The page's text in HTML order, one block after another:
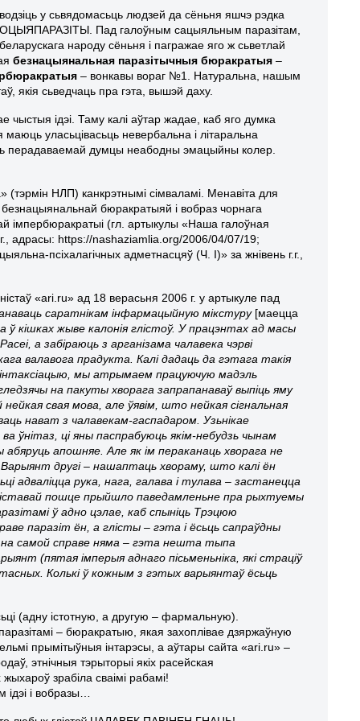
у сьвядомасьць людзей да сёньня яшчэ рэдка
Пад галоўным сацыяльным паразітам,
народу сёньня і пагражае яго ж сьветлай
безнацыянальная паразітычныя бюракратыя –
– вонкавы вораг №1. Натуральна, нашым
якія сьведчаць пра гэта, вышэй даху.
ідэі. Таму калі аўтар жадае, каб яго думка
уласьцівасьць невербальна і літаральна
перадаваемай думцы неабодны эмацыйны колер.
НЛП) канкрэтнымі сімваламі. Менавіта для
бюракратыяй і вобраз чорнага
імпербюракратыі (гл. артыкулы «Наша галоўная
адрасы: https://nashaziamlia.org/2006/04/07/19;
псіхалагічных адметнасцяў (Ч. І)» за жнівень г.г.,
«ari.ru» ад 18 верасьня 2006 г. у артыкуле пад
саратнікам інфармацыйную мікстуру [маецца
ў кішках жыве калонія глістоў. У працэнтах ад масы
а забіраюць з арганізама чалавека чэрві
валавога прадукта. Калі дадаць да гэтага такія
інтаксіацыю, мы атрымаем працуючую мадэль
на пакуты хворага запрапанаваў выпіць яму
свая мова, але ўявім, што нейкая сігнальная
нават з чалавекам-гаспадаром. Узьнікае
ўнітаз, ці яны паспрабуюць якім-небудзь чынам
абяруць апошняе. Але як ім пераканаць хворага не
другі – нашаптаць хвораму, што калі ён
адваліцца рука, нага, галава і тулава – застанецца
пошце прыйшло паведамленьне пра рыхтуемы
ў адно цэлае, каб спыніць Трэцюю
паразіт ён, а глісты – гэта і ёсьць сапраўдны
на самой справе няма – гэта нешта тыпа
(пятая імперыя аднаго пісьменьніка, які страціў
Колькі ў кожным з гэтых варыянтаў ёсьць
(адну істотную, а другую – фармальную).
– бюракратыю, якая захоплівае дзяржаўную
прымітыўныя інтарэсы, а аўтары сайта «ari.ru» –
этнічныя тэрыторыі якіх расейская
зрабіла сваімі рабамі!
і вобразы…